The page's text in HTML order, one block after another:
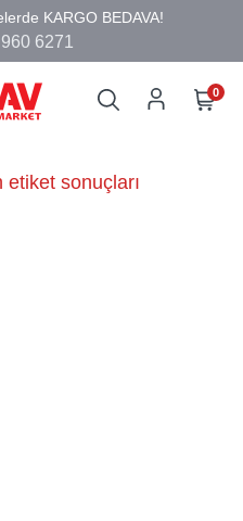
6271
0
sonuçları